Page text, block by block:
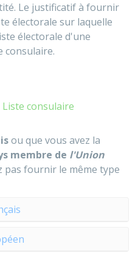
Le justificatif à fournir
électorale sur laquelle
électorale d'une
consulaire.
Liste consulaire
ou que vous avez la
membre de l'Union
pas fournir le même type